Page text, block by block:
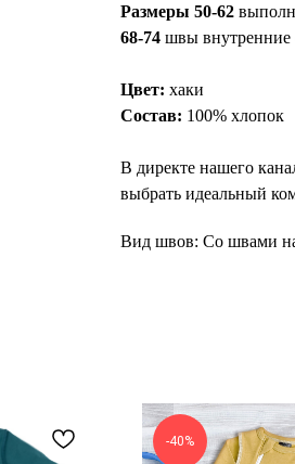
Размеры 50-62
68-74 швы внутренние
Цвет: хаки
Состав: 100% хлопок
В директе нашего
выбрать идеальный
Вид швов: Со швами
-40%